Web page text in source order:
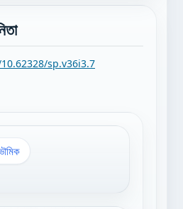
sp.v36i3.7